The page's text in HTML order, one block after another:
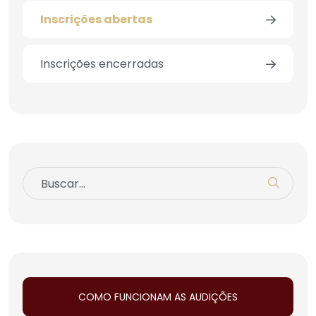
Inscrições abertas
Inscrições encerradas
COMO FUNCIONAM AS AUDIÇÕES